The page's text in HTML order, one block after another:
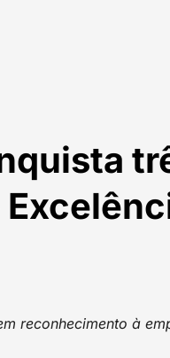
reconhecimento à